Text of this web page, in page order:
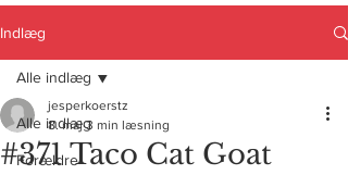
Indlæg
Alle indlæg
Forældre
Alle indlæg
#371 Taco Cat Goat
jesperkoerstz
8. maj 3 min læsning